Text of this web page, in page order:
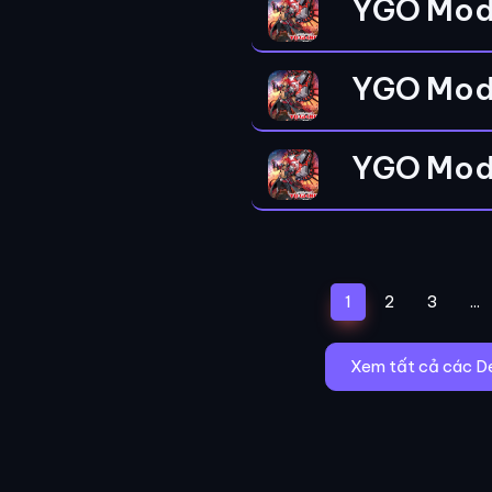
YGO
YGO
YGO
1 (current)
2 3 ...
Xem tất cả các